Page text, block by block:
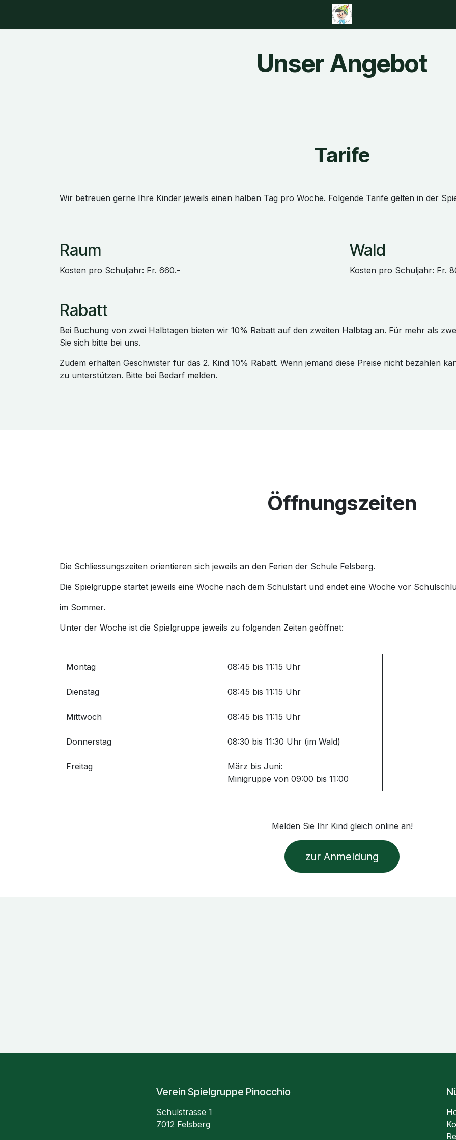
Kontakt
Unser Angebot
Tarife
Wir betreuen gerne Ihre Kinder jeweils einen halben Tag pro Woche. Folgende Tarife gelten in der
Raum
Kosten pro Schuljahr: Fr. 660.-
Wald
Kosten pro Schuljahr: Fr.
Rabatt
Bei Buchung von zwei Halbtagen bieten wir 10% Rabatt auf den zweiten Halbtag an. Für mehr als
Sie sich bitte bei uns.
Zudem erhalten Geschwister für das 2. Kind 10% Rabatt. Wenn jemand diese Preise nicht bezahlen
zu unterstützen. Bitte bei Bedarf melden.
Öffnungszeiten
Die Schliessungszeiten orientieren sich jeweils an den Ferien der Schule Felsberg.
Die Spielgruppe startet jeweils eine Woche nach dem Schulstart und endet eine Woche vor
im Sommer.
Unter der Woche ist die Spielgruppe jeweils zu folgenden Zeiten geöffnet:
Montag 08:45 bis 11:15 Uhr
Dienstag 08:45 bis 11:15 Uhr
Mittwoch 08:45 bis 11:15 Uhr
Donnerstag 08:30 bis 11:30 Uhr (im Wald)
Freitag
März bis Juni:
Minigruppe von 09:00 bis 11:00
Melden Sie Ihr Kind gleich online an!
zur Anmeldung
Verein Spielgruppe Pinocchio
Schulstrasse 1
7012 Felsberg